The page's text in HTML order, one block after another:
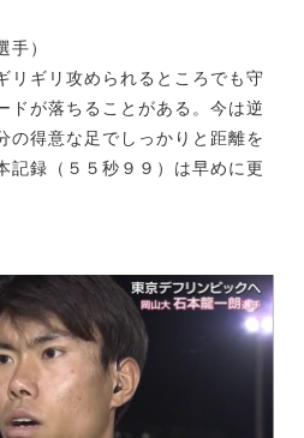
）
リギリ攻められるところでも守
ドが落ちることがある。今は逆
の得意な足でしっかりと距離を
記録（５５秒９９）は早めに更